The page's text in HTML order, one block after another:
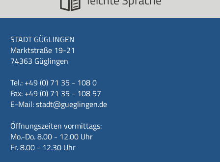
STADT GÜGLINGEN
Marktstraße 19-21
74363 Güglingen
Tel.: +49 (0) 71 35 - 108 0
Fax: +49 (0) 71 35 - 108 57
E-Mail:stadt@gueglingen.de
Öffnungszeiten vormittags:
Mo.-Do. 8.00 - 12.00 Uhr
Fr. 8.00 - 12.30 Uhr